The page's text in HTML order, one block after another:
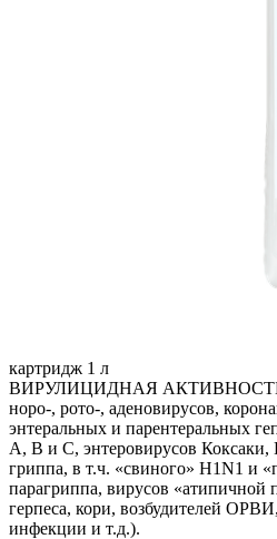
картридж 1 л
ВИРУЛИЦИДНАЯ АКТИВНОСТЬ
норо-, рото-, аденовирусов,
энтеральных и парентеральных
А, В и С, энтеровирусов
гриппа, в т.ч. «свиного» H1N1 и
парагриппа, вирусов «атипичной
герпеса, кори, возбудителей
инфекции и т.д.).